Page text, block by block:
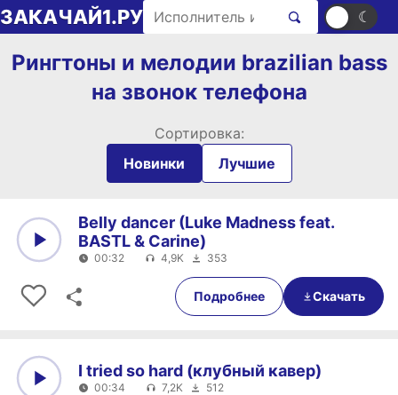
Перейти к содержимому
ЗАКАЧАЙ1.РУ Поиск рингтонов ☀ ☾
Рингтоны и мелодии brazilian bass
на звонок телефона
Сортировка:
Новинки
Лучшие
00:32
Belly dancer (Luke Madness feat.
BASTL & Carine)
00:32 4,9K 353
Подробнее Скачать
I tried so hard (клубный кавер)
00:34 7,2K 512